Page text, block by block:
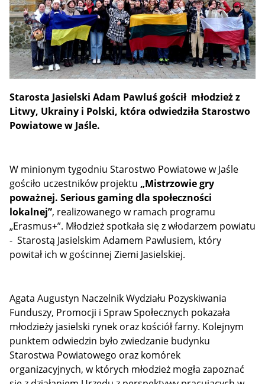
Starosta Jasielski Adam Pawluś gościł młodzież z
Litwy, Ukrainy i Polski, która odwiedziła Starostwo
Powiatowe w Jaśle.
W minionym tygodniu Starostwo Powiatowe w Jaśle
gościło uczestników projektu „Mistrzowie gry
poważnej. Serious gaming dla społeczności
lokalnej”, realizowanego w ramach programu
„Erasmus+”. Młodzież spotkała się z włodarzem powiatu
- Starostą Jasielskim Adamem Pawlusiem, który
powitał ich w gościnnej Ziemi Jasielskiej.
Agata Augustyn Naczelnik Wydziału Pozyskiwania
Funduszy, Promocji i Spraw Społecznych pokazała
młodzieży jasielski rynek oraz kościół farny. Kolejnym
punktem odwiedzin było zwiedzanie budynku
Starostwa Powiatowego oraz komórek
organizacyjnych, w których młodzież mogła zapoznać